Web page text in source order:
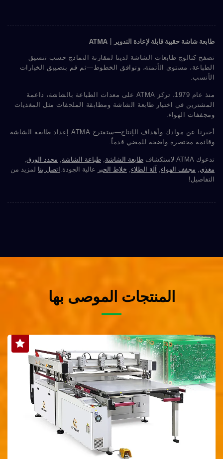
طابعة شاشة حقيبة قابلة لإعادة التدوير | ATMA
تصفح كتالوج طابعات الشاشة لدينا لمقارنة النماذج حسب تنسيق
الطباعة، مستوى الأتمتة، وتوافق الخطوط—ثم قم بتضييق الخيارات
الأنسب.
منذ عام 1979، تركز ATMA على معدات الطباعة بالشاشة، داعمة
المشترين في اختيار طابعة الشاشة ومطابقة الملحقات مثل المغذيات
ومجففات الهواء.
أخبرنا عن موادك وأهداف الإنتاج—ستقترح ATMA إعداد طابعة الشاشة
وقائمة مختصرة واضحة للمضي قدماً.
تدعوك ATMA لاستكشاف طابعة الشاشة طباعة الشاشة محدد الورق
مغذي
مجفف الهواء آلة الطلاء خلاط الحبر عالية الجودة. اتصل بنا لمزيد من
التفاصيل!
المنتجات الموصى بها